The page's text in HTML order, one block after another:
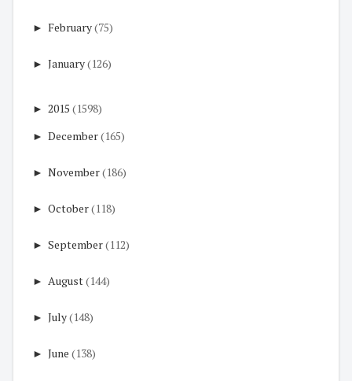
► February(75)
► January(126)
► 2015 (1598)
► December(165)
► November(186)
► October(118)
► September(112)
► August(144)
► July(148)
► June (138)